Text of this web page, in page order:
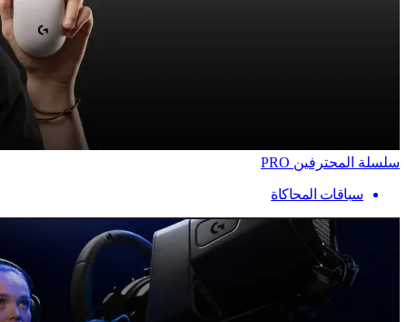
سلسلة المحترفين PRO
سباقات المحاكاة